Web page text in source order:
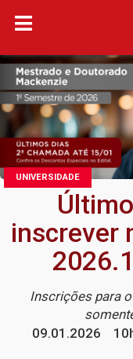
UNIVERSIDADE
inscrever
Inscrições para
09.01.2026